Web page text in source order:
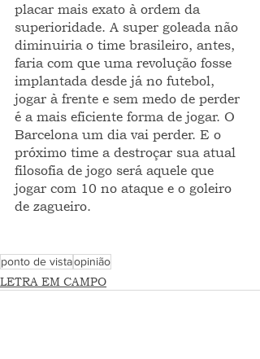
placar mais exato à ordem da
superioridade. A super goleada não
diminuiria o time brasileiro, antes,
faria com que uma revolução fosse
implantada desde já no futebol,
jogar à frente e sem medo de perder
é a mais eficiente forma de jogar. O
Barcelona um dia vai perder. E o
próximo time a destroçar sua atual
filosofia de jogo será aquele que
jogar com 10 no ataque e o goleiro
de zagueiro.
ponto de vistaopinião
LETRA EM CAMPO